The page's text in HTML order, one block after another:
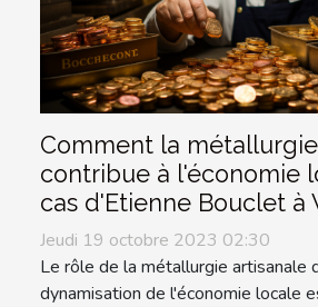
Comment la
contribue à l'économie
cas d'Etienne Bouclet à
Jeudi 19 octobre 2023 02:30
Le rôle de la métallurgie artisanale
dynamisation de l'économie locale